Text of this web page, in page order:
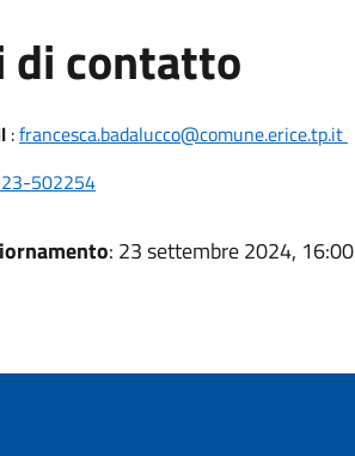
di contatto
:francesca.badalucco@comune.erice.tp.it
502254
: 23 settembre 2024, 16:00